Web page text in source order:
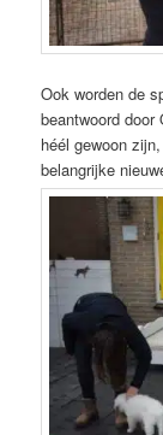
Ook worden de
beantwoord door
héél gewoon
belangrijke